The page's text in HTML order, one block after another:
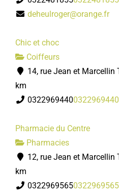
deheulroger@orange.fr
Chic et choc
Coiffeurs
14, rue Jean et Marcellin
km
03229694400322969440
Pharmacie du Centre
Pharmacies
12, rue Jean et Marcellin
km
03229695650322969565